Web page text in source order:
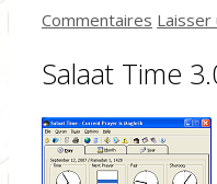
Catégories
Commentaires Laisser
Salaat Time